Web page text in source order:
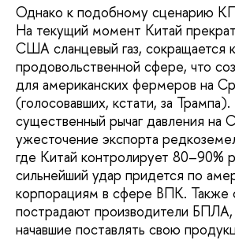
Однако к подобному сценарию
На текущий момент Китай
США сланцевый газ, сокращается
продовольственной сфере, что
для американских фермеров на
(голосовавших, кстати, за
существенный рычаг давления
ужесточение экспорта
где Китай контролирует 80–90%
сильнейший удар придется по
корпорациям в сфере ВПК. Также
пострадают производители
начавшие поставлять свою